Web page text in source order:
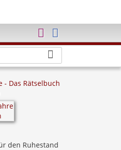
- Das Rätselbuch
den Ruhestand